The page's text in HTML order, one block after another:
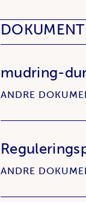
mudring-
ANDRE
ANDRE